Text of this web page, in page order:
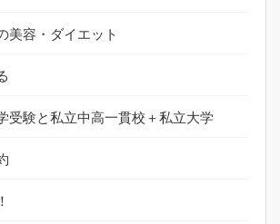
美容・ダイエット
受験と私立中高一貫校＋私立大学